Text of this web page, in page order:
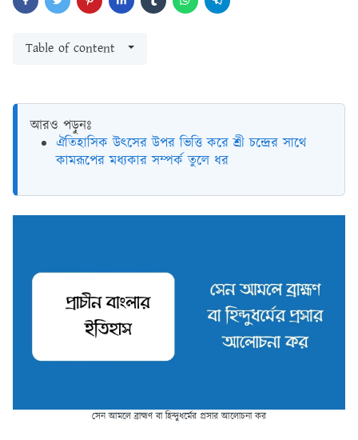
Table of content
আরও পড়ুনঃ
ঐতিহাসিক উৎসের উপর ভিত্তি করে শ্রী চন্দ্রের সাথে
কামরূপের মধ্যকার সম্পর্ক তুলে ধর
সেন আমলে ব্রাহ্মণ বা হিন্দুধর্মের প্রসার আলোচনা কর